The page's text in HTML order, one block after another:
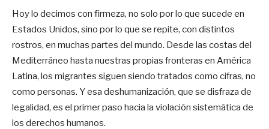
Hoy lo decimos con firmeza, no solo por lo que sucede en
Estados Unidos, sino por lo que se repite, con distintos
rostros, en muchas partes del mundo. Desde las costas del
Mediterráneo hasta nuestras propias fronteras en América
Latina, los migrantes siguen siendo tratados como cifras, no
como personas. Y esa deshumanización, que se disfraza de
legalidad, es el primer paso hacia la violación sistemática de
los derechos humanos.